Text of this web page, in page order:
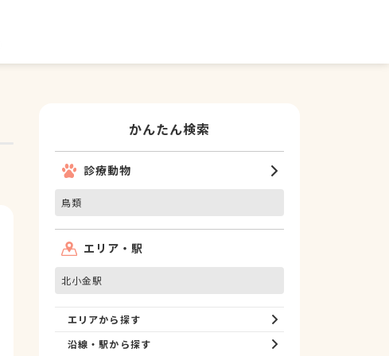
かんたん検索
診療動物
鳥類
エリア・駅
北小金駅
エリアから探す
沿線・駅から探す